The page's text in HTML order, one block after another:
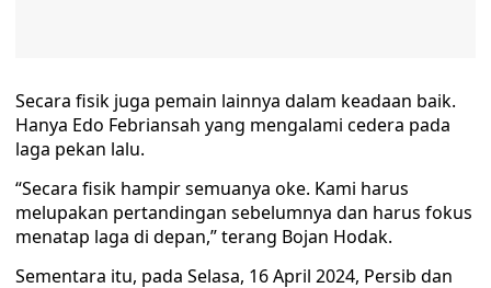
Secara fisik juga pemain lainnya dalam keadaan baik.
Hanya Edo Febriansah yang mengalami cedera pada
laga pekan lalu.
“Secara fisik hampir semuanya oke. Kami harus
melupakan pertandingan sebelumnya dan harus fokus
menatap laga di depan,” terang Bojan Hodak.
Sementara itu, pada Selasa, 16 April 2024, Persib dan